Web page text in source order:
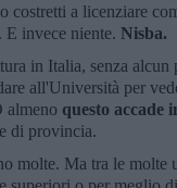
costretti a licenziare
invece niente. Nisba.
in Italia, senza
all'Università per
almeno questo accade
di provincia.
molte. Ma tra le molte